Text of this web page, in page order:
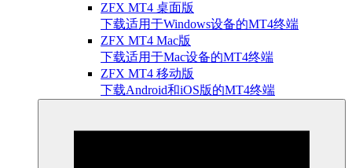
ZFX MT4 桌面版
下载适用于Windows设备的MT4终端
ZFX MT4 Mac版
下载适用于Mac设备的MT4终端
ZFX MT4 移动版
下载Android和iOS版的MT4终端